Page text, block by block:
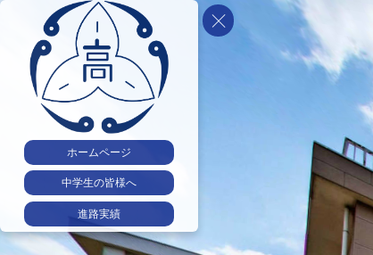
ホームページ
中学生の皆様へ
進路実績